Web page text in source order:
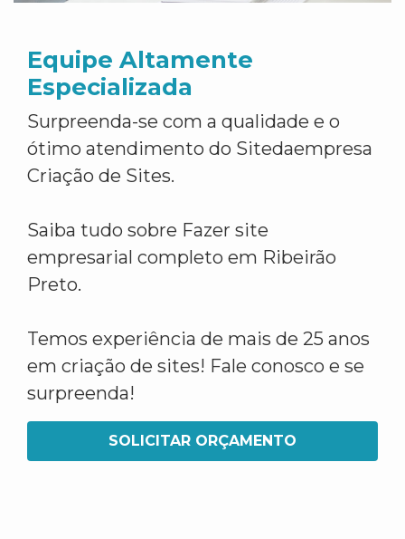
Equipe Altamente
Especializada
Surpreenda-se com a qualidade e o
ótimo atendimento do Sitedaempresa
Criação de Sites.
Saiba tudo sobre Fazer site
empresarial completo em Ribeirão
Preto.
Temos experiência de mais de 25 anos
em criação de sites! Fale conosco e se
surpreenda!
SOLICITAR ORÇAMENTO